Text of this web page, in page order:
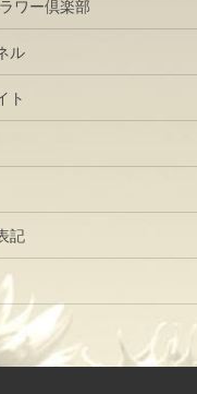
ワー倶楽部
ル
ト
記